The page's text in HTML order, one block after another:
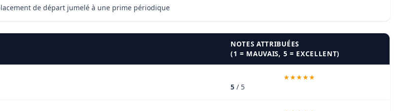
de départ jumelé à une prime périodique
NOTES ATTRIBUÉES
(1 = MAUVAIS, 5 = EXCELLENT)
5 / 5